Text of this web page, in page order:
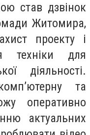
став дзвінок
Житомира,
проекту і
техніки для
діяльності.
та
оперативно
актуальних